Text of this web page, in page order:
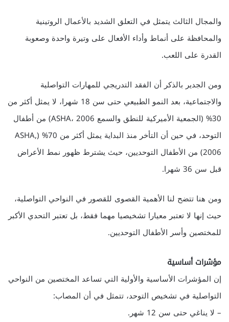
والمجال الثالث يتمثل في التعلق الشديد بالأعمال الروتينية
والمحافظة على أنماط وأداء الأفعال على وتيرة واحدة وصعوبة
القدرة على اللعب.
ومن الجدير بالذكر أن الفقد التدريجي للمهارات التواصلية
والاجتماعية، بعد النمو الطبيعي حتى سن 18 شهرا، لا يمثل أكثر من
30% (الجمعية الأميركية للنطق والسمع ASHA، 2006) من أطفال
التوحد، في حين أن التأخر منذ البداية يمثل أكثر من 70% (ASHA,
2006) من الأطفال التوحديين، حيث يشترط ظهور نمط الأعراض
قبل سن 36 شهرا.
ومن هنا تتضح لنا الأهمية القصوى للقصور في النواحي التواصلية،
حيث إنها لا تعتبر معيارا تشخيصيا مهما فقط، بل تعتبر التحدي الأكبر
للمختصين وأسر الأطفال التوحديين.
مؤشرات أساسية
إن المؤشرات الأساسية والأولية التي تساعد المختصين من النواحي
التواصلية في تشخيص التوحد، تتمثل في أن المصاب:
– لا يناغي حتى سن 12 شهر.